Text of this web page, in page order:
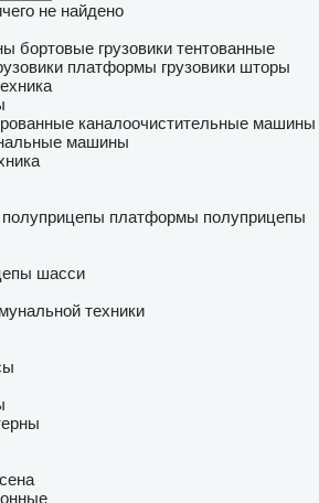
не найдено
бортовые грузовики тентованные
платформы грузовики шторы
каналоочистительные машины
машины
полуприцепы платформы полуприцепы
шасси
техники